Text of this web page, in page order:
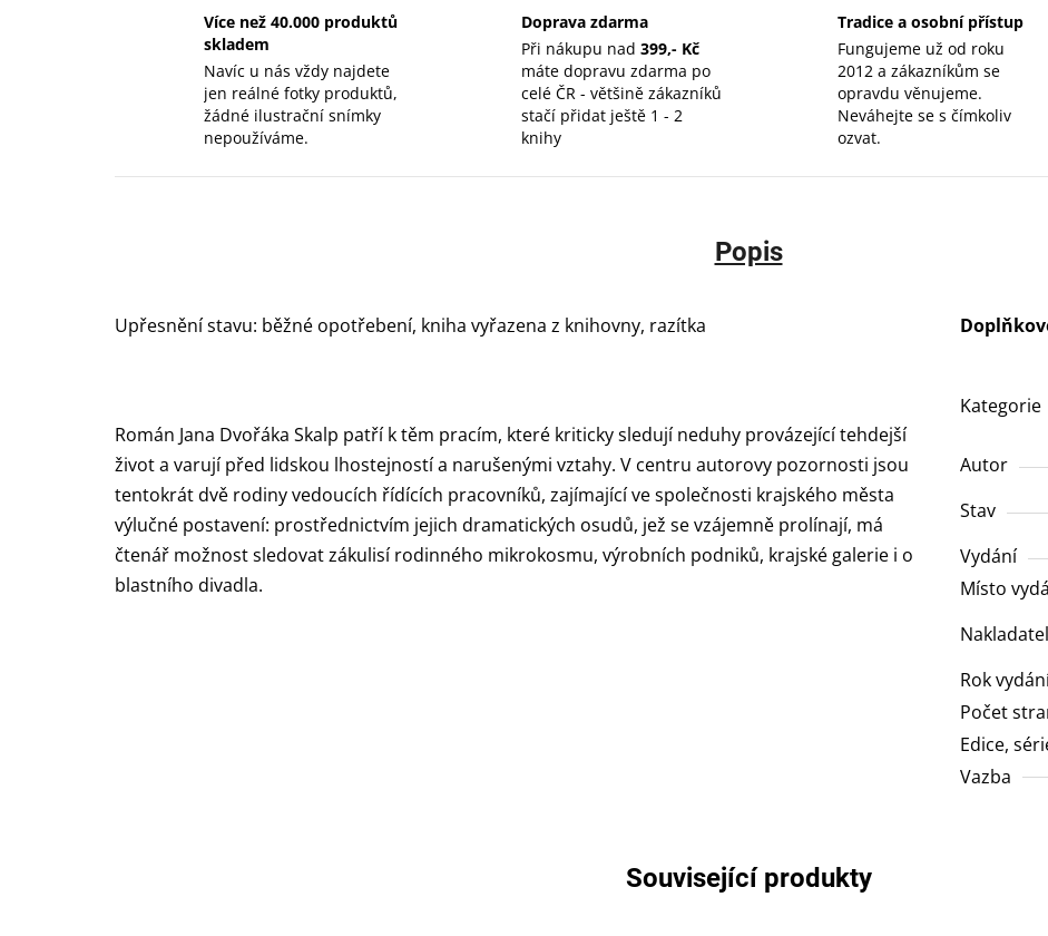
Více než 40.000 produktů
skladem
Navíc u nás vždy najdete
jen reálné fotky produktů,
žádné ilustrační snímky
nepoužíváme.
Doprava zdarma
Při nákupu nad 399,- Kč
máte dopravu zdarma po
celé ČR - většině zákazníků
stačí přidat ještě 1 - 2
knihy
Tradice a osobní přístup
Fungujeme už od roku
2012 a zákazníkům se
opravdu věnujeme.
Neváhejte se s čímkoliv
ozvat.
Popis
Upřesnění stavu: běžné opotřebení, kniha vyřazena z knihovny, razítka
Román Jana Dvořáka Skalp patří k těm pracím, které kriticky sledují neduhy provázející tehdejší
život a varují před lidskou lhostejností a narušenými vztahy. V centru autorovy pozornosti jsou
tentokrát dvě rodiny vedoucích řídících pracovníků, zajímající ve společnosti krajského města
výlučné postavení: prostřednictvím jejich dramatických osudů, jež se vzájemně prolínají, má
čtenář možnost sledovat zákulisí rodinného mikrokosmu, výrobních podniků, krajské galerie i o
blastního divadla.
Kategorie
Autor
Stav
Vydání
Místo
Nakladatel
Rok
Počet
Edice,
Vazba
Související produkty